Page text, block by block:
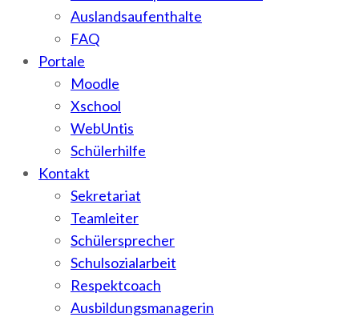
Auslandsaufenthalte
FAQ
Portale
Moodle
Xschool
WebUntis
Schülerhilfe
Kontakt
Sekretariat
Teamleiter
Schülersprecher
Schulsozialarbeit
Respektcoach
Ausbildungsmanagerin